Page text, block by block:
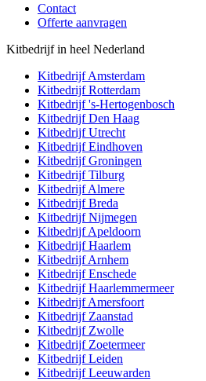
Contact
Offerte aanvragen
Kitbedrijf in heel Nederland
KitbedrijfAmsterdam
KitbedrijfRotterdam
Kitbedrijf's-Hertogenbosch
KitbedrijfDen Haag
KitbedrijfUtrecht
KitbedrijfEindhoven
KitbedrijfGroningen
KitbedrijfTilburg
KitbedrijfAlmere
KitbedrijfBreda
KitbedrijfNijmegen
KitbedrijfApeldoorn
KitbedrijfHaarlem
KitbedrijfArnhem
KitbedrijfEnschede
KitbedrijfHaarlemmermeer
KitbedrijfAmersfoort
Kitbedrijf Zaanstad
Kitbedrijf Zwolle
Kitbedrijf Zoetermeer
KitbedrijfLeiden
KitbedrijfLeeuwarden